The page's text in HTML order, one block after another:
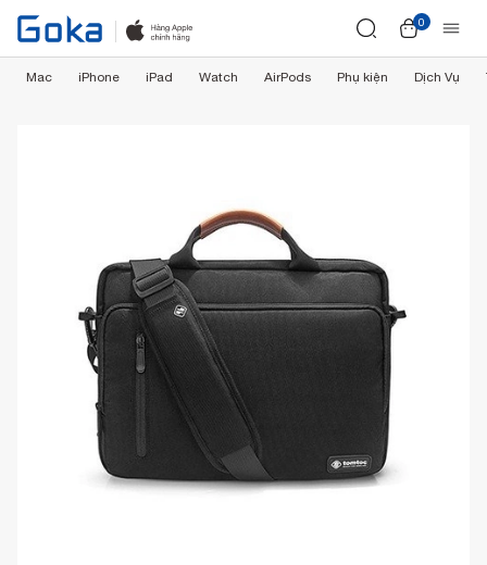
0
Mac iPhone iPad Watch AirPods Phụ kiện Dịch Vụ